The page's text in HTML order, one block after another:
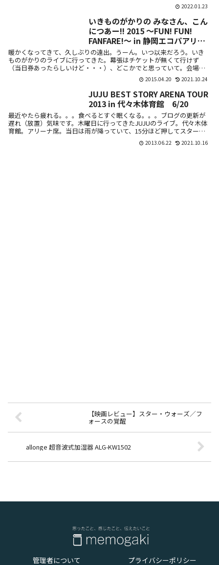
2022.01.23
いきものがかりの みなさん、こん
につあー!! 2015 ～FUN! FUN!
FANFARE!～ in 静岡エコパアリー
ナ 4/18
暖かくなってきて、久しぶりの遠出。うーん。いつ以来だろう。いき
ものがかりのライブに行ってきた。幕張はチケットが無くて行けず
（当日券あったらしいけど・・・）、どこかでと思っていて。会場は
2015.04.20 2021.10.24
JUJU BEST STORY ARENA TOUR
2013 in 代々木体育館 6/20
最近やたら疲れる。。。食べるとすぐ眠くなる。。。ブログの更新が
遅れ（放置）気味です。木曜日に行ってきたJUJUのライブ。代々木体
育館。アリーナ席。当日は雨が降っていて、15分ほど押してスター
2013.06.22 2021.10.16
【映画レビュー】スター・ウォーズ／フ
ォースの覚醒
allonge 超音波式加湿器 ALG-KW1502
管理者について プライバシーポリシー